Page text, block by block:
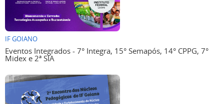
IF GOIANO
Eventos Integrados - 7° Integra, 15° Semapós, 14° CPPG, 7°
Midex e 2ª SIA